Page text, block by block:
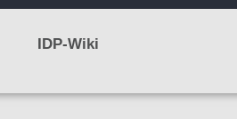
IDP-Wiki